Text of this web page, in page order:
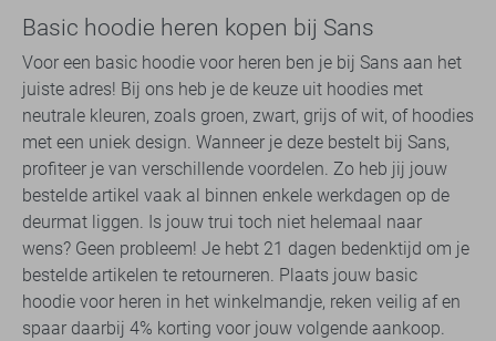
Basic hoodie heren kopen bij Sans
Voor een basic hoodie voor heren ben je bij Sans aan het
juiste adres! Bij ons heb je de keuze uit hoodies met
neutrale kleuren, zoals groen, zwart, grijs of wit, of hoodies
met een uniek design. Wanneer je deze bestelt bij Sans,
profiteer je van verschillende voordelen. Zo heb jij jouw
bestelde artikel vaak al binnen enkele werkdagen op de
deurmat liggen. Is jouw trui toch niet helemaal naar
wens? Geen probleem! Je hebt 21 dagen bedenktijd om je
bestelde artikelen te retourneren. Plaats jouw basic
hoodie voor heren in het winkelmandje, reken veilig af en
spaar daarbij 4% korting voor jouw volgende aankoop.